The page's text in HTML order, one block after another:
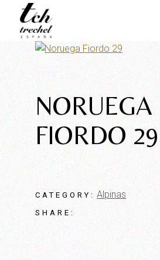
content
NORUEGA
FIORDO 29
CATEGORY: Alpinas
SHARE: